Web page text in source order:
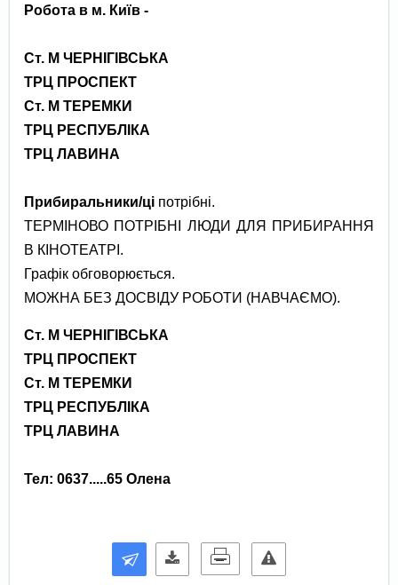
Робота в м. Київ -
Ст. М ЧЕРНІГІВСЬКА
ТРЦ ПРОСПЕКТ
Ст. М ТЕРЕМКИ
ТРЦ РЕСПУБЛІКА
ТРЦ ЛАВИНА
Прибиральники/ці потрібні.
ТЕРМІНОВО ПОТРІБНІ ЛЮДИ ДЛЯ ПРИБИРАННЯ
В КІНОТЕАТРІ.
Графік обговорюється.
МОЖНА БЕЗ ДОСВІДУ РОБОТИ (НАВЧАЄМО).
Ст. М ЧЕРНІГІВСЬКА
ТРЦ ПРОСПЕКТ
Ст. М ТЕРЕМКИ
ТРЦ РЕСПУБЛІКА
ТРЦ ЛАВИНА
Тел: 0637.....65 Олена